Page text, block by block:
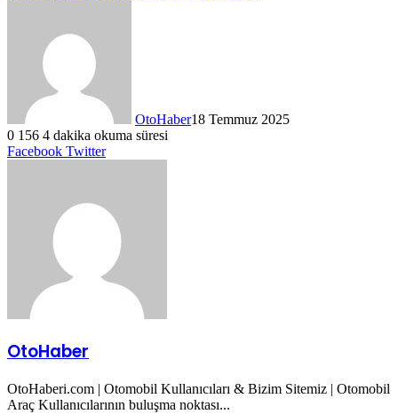
OtoHaber18 Temmuz 2025
0 156 4 dakika okuma süresi
Facebook TwitterLinkedIn
Tumblr
Pinterest
Reddit
VKontakte
E-
Yazdır
OtoHaber
OtoHaberi.com | Otomobil Kullanıcıları & Bizim Sitemiz | Otomobil
Araç Kullanıcılarının buluşma noktası...